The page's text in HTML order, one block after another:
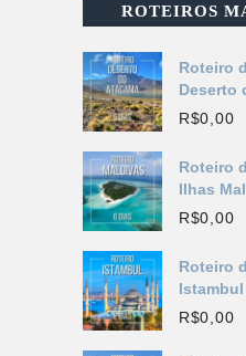
ROTEIROS
Roteiro
Deserto
R$0,00
Roteiro
Ilhas
R$0,00
Roteiro
Istambul
R$0,00